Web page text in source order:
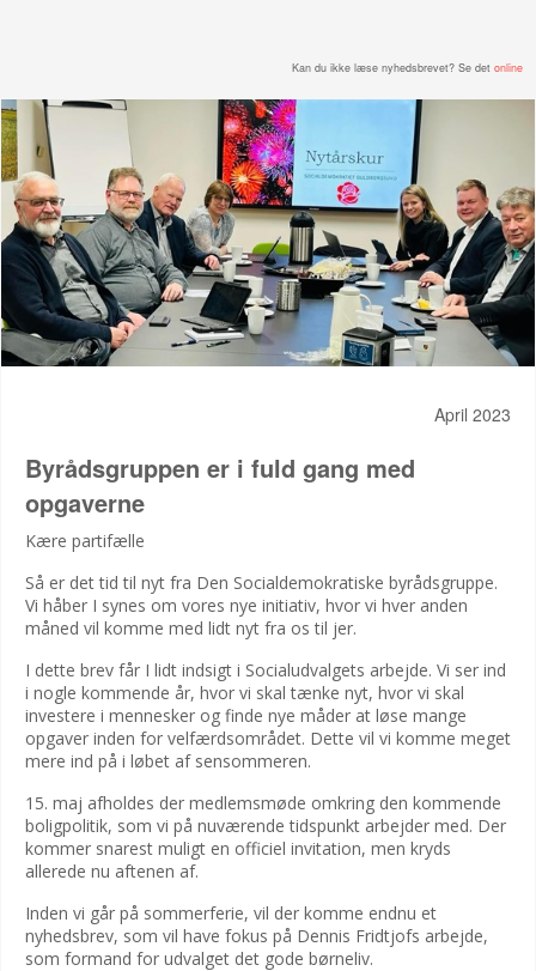
Kan du ikke læse nyhedsbrevet? Se det online
April 2023
Byrådsgruppen er i fuld gang med
opgaverne
Kære partifælle
Så er det tid til nyt fra Den Socialdemokratiske byrådsgruppe.
Vi håber I synes om vores nye initiativ, hvor vi hver anden
måned vil komme med lidt nyt fra os til jer.
I dette brev får I lidt indsigt i Socialudvalgets arbejde. Vi ser ind
i nogle kommende år, hvor vi skal tænke nyt, hvor vi skal
investere i mennesker og finde nye måder at løse mange
opgaver inden for velfærdsområdet. Dette vil vi komme meget
mere ind på i løbet af sensommeren.
15. maj afholdes der medlemsmøde omkring den kommende
boligpolitik, som vi på nuværende tidspunkt arbejder med. Der
kommer snarest muligt en officiel invitation, men kryds
allerede nu aftenen af.
Inden vi går på sommerferie, vil der komme endnu et
nyhedsbrev, som vil have fokus på Dennis Fridtjofs arbejde,
som formand for udvalget det gode børneliv.